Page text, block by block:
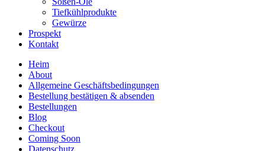
Tiefkühlprodukte
Gewürze
Prospekt
Kontakt
Heim
About
Allgemeine Geschäftsbedingungen
Bestellung bestätigen & absenden
Bestellungen
Blog
Checkout
Coming Soon
Datenschutz